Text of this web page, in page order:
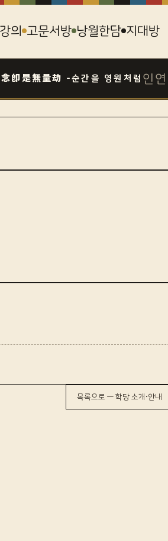
의 고문서방 낭월한담 지대방
念卽是無量劫 -순간을 영원처럼 인
목록으로 — 학당 소개·안내